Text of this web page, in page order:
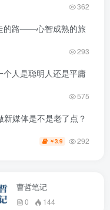
362
的路——心智成熟的旅
293
个人是聪明人还是平庸
575
新媒体是不是老了点？
￥3.9 292
曹哲笔记
0 144